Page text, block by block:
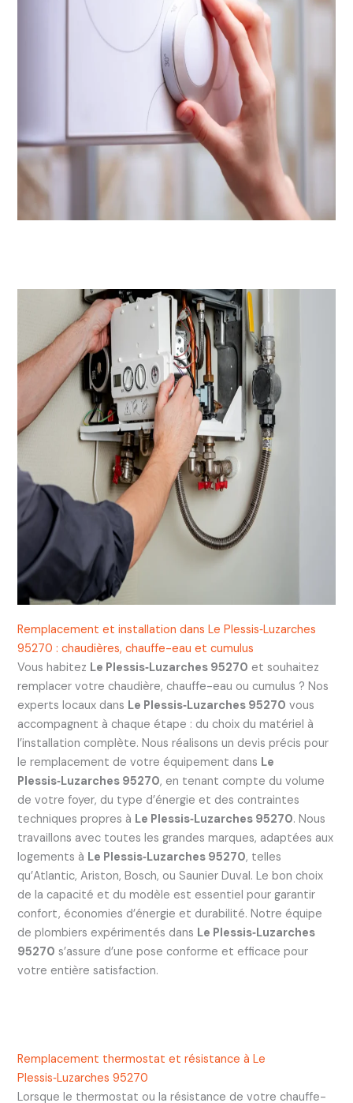
Remplacement et installation dans Le Plessis‑Luzarches
95270 : chaudières, chauffe-eau et cumulus
Vous habitez Le Plessis‑Luzarches 95270 et souhaitez
remplacer votre chaudière, chauffe-eau ou cumulus ? Nos
experts locaux dans Le Plessis‑Luzarches 95270 vous
accompagnent à chaque étape : du choix du matériel à
l’installation complète. Nous réalisons un devis précis pour
le remplacement de votre équipement dans Le
Plessis‑Luzarches 95270, en tenant compte du volume
de votre foyer, du type d’énergie et des contraintes
techniques propres à Le Plessis‑Luzarches 95270. Nous
travaillons avec toutes les grandes marques, adaptées aux
logements à Le Plessis‑Luzarches 95270, telles
qu’Atlantic, Ariston, Bosch, ou Saunier Duval. Le bon choix
de la capacité et du modèle est essentiel pour garantir
confort, économies d’énergie et durabilité. Notre équipe
de plombiers expérimentés dans Le Plessis‑Luzarches
95270 s’assure d’une pose conforme et efficace pour
votre entière satisfaction.
Remplacement thermostat et résistance à Le
Plessis‑Luzarches 95270
Lorsque le thermostat ou la résistance de votre chauffe-